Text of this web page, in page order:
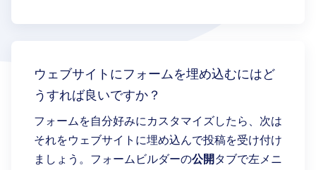
ウェブサイトにフォームを埋め込むにはど
うすれば良いですか？
フォームを自分好みにカスタマイズしたら、次は
それをウェブサイトに埋め込んで投稿を受け付け
ましょう。フォームビルダーの公開 タブで左メニ